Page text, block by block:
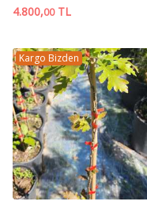
4.800,00TL
Kargo Bizden